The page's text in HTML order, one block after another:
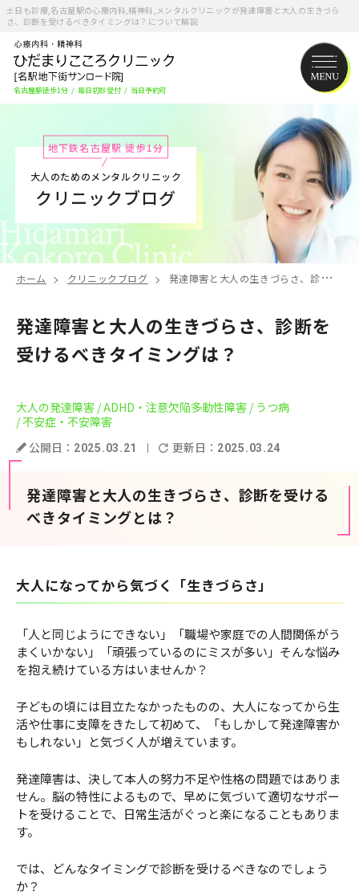
土日も診療,名古屋駅の心療内科,精神科,メンタルクリニックが発達障害と大人の生きづら
さ、診断を受けるべきタイミングは？について解説
名古屋駅徒歩1分 / 毎日初診受付 / 当日予約可
地下鉄名古屋駅 徒歩1分
大人のためのメンタルクリニック
クリニックブログ
ホーム クリニックブログ 発達障害と大人の生きづらさ、診断を受けるべきタイミングは？
発達障害と大人の生きづらさ、診断を
受けるべきタイミングは？
大人の発達障害 / ADHD・注意欠陥多動性障害 / うつ病
/ 不安症・不安障害
公開日： 2025.03.21 更新日： 2025.03.24
発達障害と大人の生きづらさ、診断を受ける
べきタイミングとは？
大人になってから気づく「生きづらさ」
「人と同じようにできない」「職場や家庭での人間関係がう
まくいかない」「頑張っているのにミスが多い」そんな悩み
を抱え続けている方はいませんか？
子どもの頃には目立たなかったものの、大人になってから生
活や仕事に支障をきたして初めて、「もしかして発達障害か
もしれない」と気づく人が増えています。
発達障害は、決して本人の努力不足や性格の問題ではありま
せん。脳の特性によるもので、早めに気づいて適切なサポー
トを受けることで、日常生活がぐっと楽になることもありま
す。
では、どんなタイミングで診断を受けるべきなのでしょう
か？